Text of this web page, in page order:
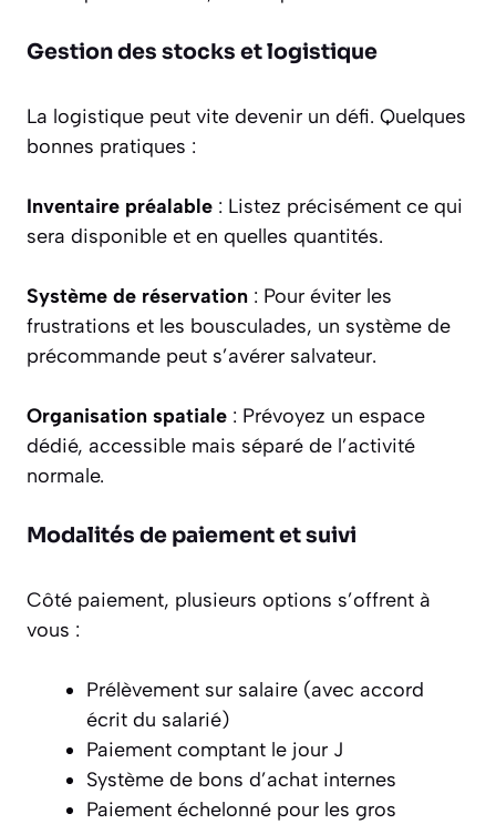
Gestion des stocks et logistique
La logistique peut vite devenir un défi. Quelques
bonnes pratiques :
Inventaire préalable : Listez précisément ce qui
sera disponible et en quelles quantités.
Système de réservation : Pour éviter les
frustrations et les bousculades, un système de
précommande peut s’avérer salvateur.
Organisation spatiale : Prévoyez un espace
dédié, accessible mais séparé de l’activité
normale.
Modalités de paiement et suivi
Côté paiement, plusieurs options s’offrent à
vous :
Prélèvement sur salaire (avec accord
écrit du salarié)
Paiement comptant le jour J
Système de bons d’achat internes
Paiement échelonné pour les gros